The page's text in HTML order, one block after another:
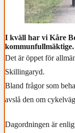
I kväll har vi Kåre
kommunfullmäktige.
Det är öppet för
Skillingaryd.
Bland frågor som
avslå den om
Dagordningen är